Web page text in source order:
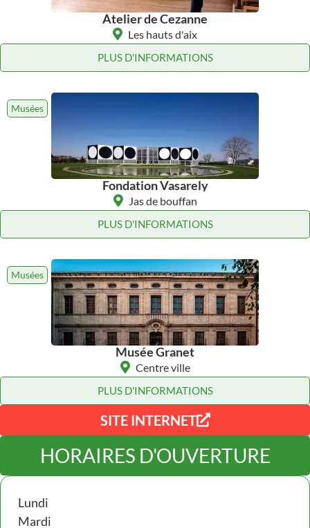
Atelier de Cezanne
Les hauts d'aix
PLUS D'INFORMATIONS
Musées
Fondation Vasarely
Jas de bouffan
PLUS D'INFORMATIONS
Musées
Musée Granet
Centre ville
PLUS D'INFORMATIONS
SITE INTERNET
HORAIRES D'OUVERTURE
Lundi
Mardi